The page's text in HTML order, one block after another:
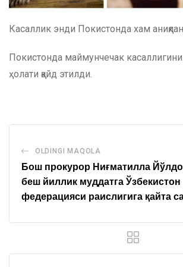
Касаллик энди Покистонда хам
Покистонда маймунчечак
ҳолати қайд этилди.
OLDINGI MAQOLA
Бош прокурор Ниғматилла
беш йиллик муддатга
федерацияси раислигига қайта